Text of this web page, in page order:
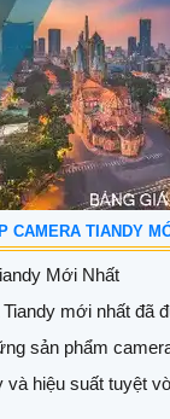
CAMERA TIANDY
Mới Nhất
mới nhất đã
sản phẩm
và hiệu suất tuyệt